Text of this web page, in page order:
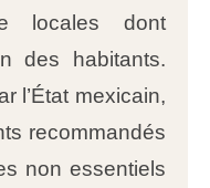
locales dont
des habitants.
l’État mexicain,
recommandés
non essentiels